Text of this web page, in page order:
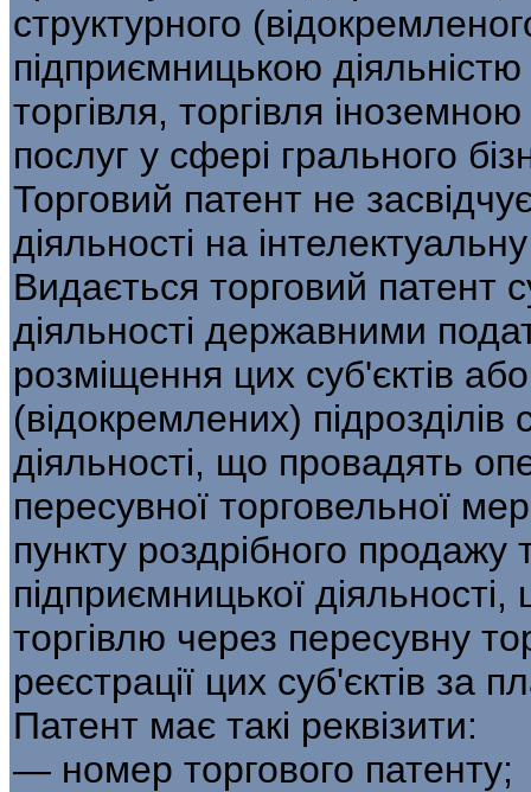
структурного
підприємницькою
торгівля, торгівля
послуг у сфері грального
Торговий патент не
діяльності на
Видається торговий патент
діяльності державними
розміщення цих суб'єктів або
(відокремлених)
діяльності, що провадять
пересувної торговельної
пункту роздрібного продажу
підприємницької
торгівлю через пересувну
реєстрації цих суб'єктів за
Патент має такі реквізити:
— номер торгового патенту;